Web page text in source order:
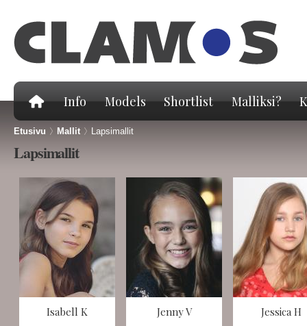
Info Models Shortlist Malliksi?
Etusivu > Mallit> Lapsimallit
Lapsimallit
Isabell K Jenny V Jessica H
Sivut